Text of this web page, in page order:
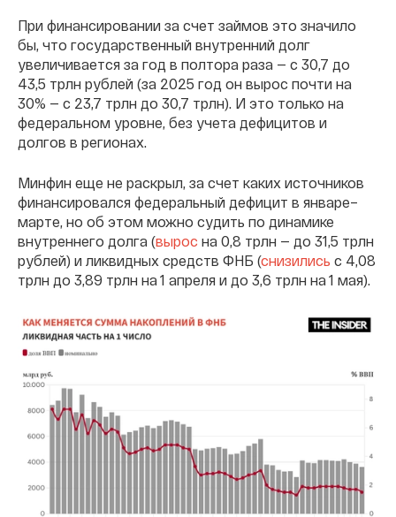
При финансировании за счет займов это значило
бы, что государственный внутренний долг
увеличивается за год в полтора раза — с 30,7 до
43,5 трлн рублей (за 2025 год он вырос почти на
30% — с 23,7 трлн до 30,7 трлн). И это только на
федеральном уровне, без учета дефицитов и
долгов в регионах.
Минфин еще не раскрыл, за счет каких источников
финансировался федеральный дефицит в январе–
марте, но об этом можно судить по динамике
внутреннего долга (вырос на 0,8 трлн — до 31,5 трлн
рублей) и ликвидных средств ФНБ (снизились с 4,08
трлн до 3,89 трлн на 1 апреля и до 3,6 трлн на 1 мая).